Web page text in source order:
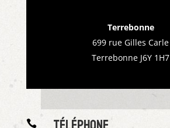
Terrebonne
699 rue Gilles Carle
Terrebonne J6Y 1H7
